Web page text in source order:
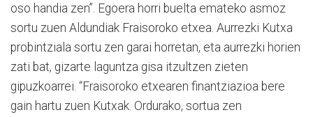
oso handia zen”. Egoera horri buelta emateko asmoz
sortu zuen Aldundiak Fraisoroko etxea. Aurrezki Kutxa
probintziala sortu zen garai horretan, eta aurrezki horien
zati bat, gizarte laguntza gisa itzultzen zieten
gipuzkoarrei. “Fraisoroko etxearen finantziazioa bere
gain hartu zuen Kutxak. Ordurako, sortua zen